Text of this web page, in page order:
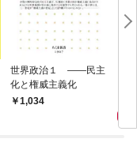
世界政治１ ――民主
化と権威主義化
1,034